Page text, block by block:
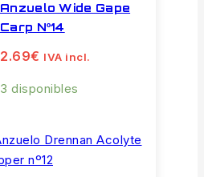
Anzuelo Wide Gape
Carp Nº14
2.69€ IVA incl.
3 disponibles